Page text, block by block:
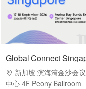
新加坡 滨海湾金沙会
中心 4F Peony Ballroom